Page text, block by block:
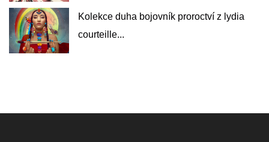
Kolekce duha bojovník proroctví z lydia
courteille...